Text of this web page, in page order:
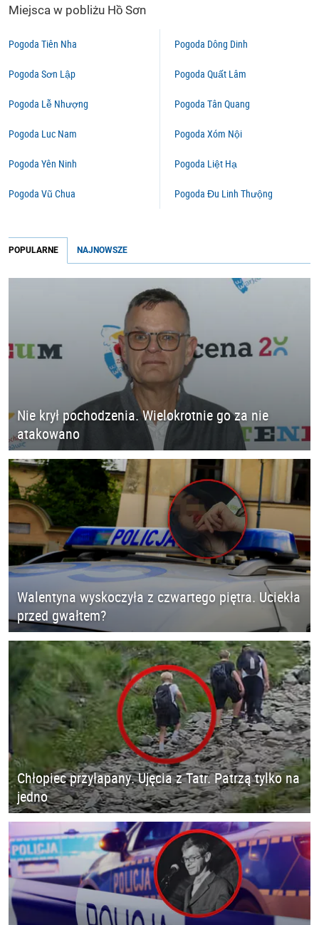
Miejsca w pobliżu Hồ Sơn
Pogoda Tiên Nha
Pogoda Sơn Lập
Pogoda Lễ Nhượng
Pogoda Luc Nam
Pogoda Yên Ninh
Pogoda Vũ Chua
Pogoda Dông Dinh
Pogoda Quất Lâm
Pogoda Tân Quang
Pogoda Xóm Nội
Pogoda Liệt Hạ
Pogoda Đu Linh Thưộng
POPULARNE NAJNOWSZE
Nie krył pochodzenia. Wielokrotnie go za nie
atakowano
Walentyna wyskoczyła z czwartego piętra. Uciekła
przed gwałtem?
Chłopiec przyłapany. Ujęcia z Tatr. Patrzą tylko na
jedno